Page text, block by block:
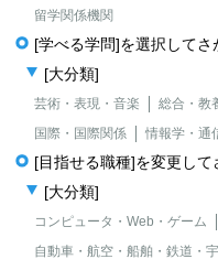
留学関係機関
[学べる学問]を選択してさ
[大分類]
芸術・表現・音楽 総合・教
国際・国際関係
情報学・通
[目指せる職種]を変更して
[大分類]
コンピュータ・Web・ゲーム
自動車・航空・船舶・鉄道・